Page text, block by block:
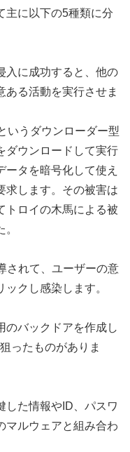
主に以下の5種類に分
入に成功すると、他の
ある活動を実行させま
いうダウンローダー型
ダウンロードして実行
ータを暗号化して使え
求します。その被害は
トロイの木馬による被
されて、ユーザーの意
クし感染します。
のバックドアを作成し
ったものがありま
した情報やID、パスワ
マルウェアと組み合わ